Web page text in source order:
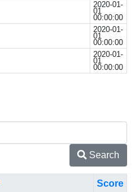
2020-01-
01
00:00:00
2020-01-
01
00:00:00
2020-01-
01
00:00:00
Search
Score